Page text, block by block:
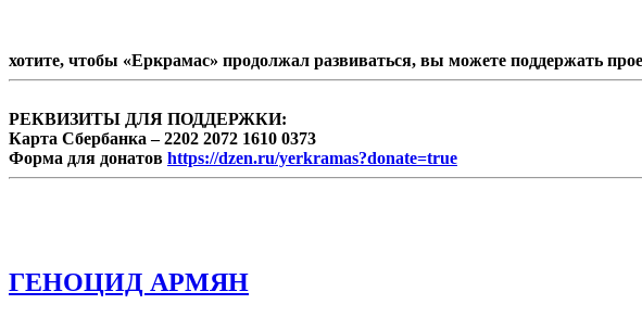
хотите, чтобы «Еркрамас» продолжал развиваться, вы можете поддержать
РЕКВИЗИТЫ ДЛЯ ПОДДЕРЖКИ:
Карта Сбербанка – 2202 2072 1610 0373
Форма для донатов https://dzen.ru/yerkramas?donate=true
ГЕНОЦИД АРМЯН